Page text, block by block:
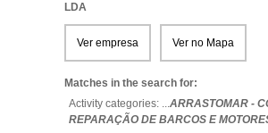
LDA
Ver empresa Ver no Mapa
Matches in the search for:
Activity categories: ...ARRASTOMAR -
REPARAÇÃO DE BARCOS E